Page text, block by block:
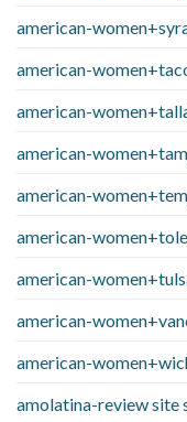
american-
american-
american-
american-
american-
american-
american-
american-
american-
amolatina-review site